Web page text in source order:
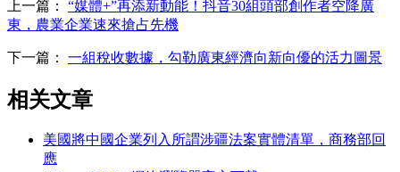
上一篇： “媒體+”再添新動能！抖音30組頭部創作者空降廣
東，農業企業速來搶占先機
下一篇： 一組稅收數據，勾勒廣東經濟向新向優的活力圖景
相关文章
美國將中國企業列入所謂涉疆法案實體清單，商務部回
應